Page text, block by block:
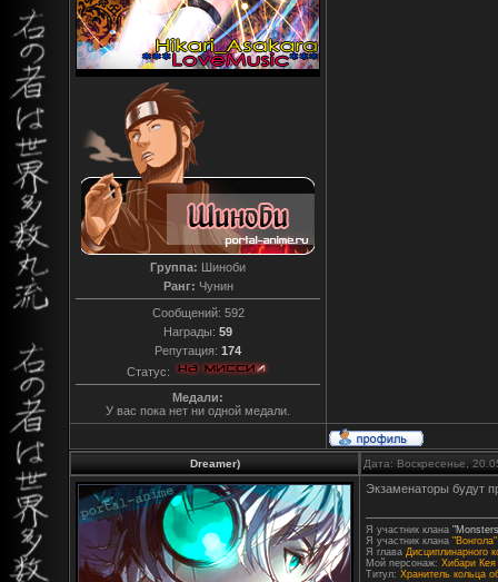
Группа: Шиноби
Ранг: Чунин
Сообщений: 592
Награды: 59
Репутация: 174
Статус:
Медали:
У вас пока нет ни одной медали.
Dreamer) Дата: Воскресенье,
Экзаменаторы будут
Я участник клана
Я участник клана "Вонгола"
Я глава Дисциплинарного
Мой персонаж: Хибари Кея
Титул: Хранитель кольца